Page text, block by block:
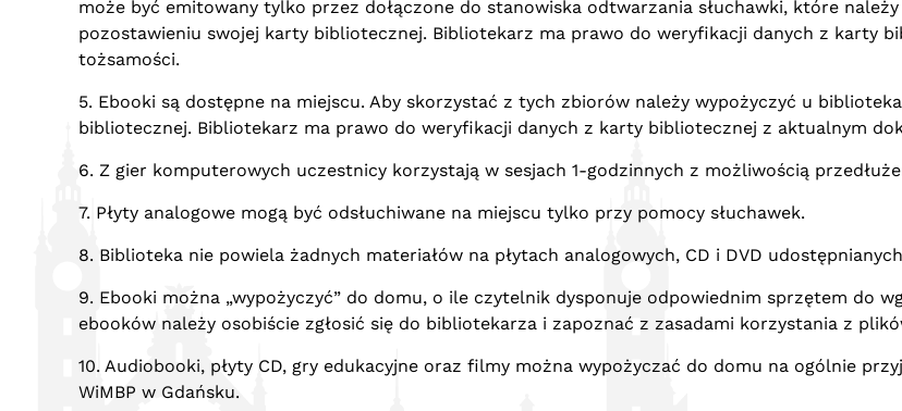
może być emitowany tylko przez dołączone do stanowiska odtwarzania słuchawki, które
pozostawieniu swojej karty bibliotecznej. Bibliotekarz ma prawo do weryfikacji danych z karty
tożsamości.
5. Ebooki są dostępne na miejscu. Aby skorzystać z tych zbiorów należy wypożyczyć u
bibliotecznej. Bibliotekarz ma prawo do weryfikacji danych z karty bibliotecznej z aktualnym
6. Z gier komputerowych uczestnicy korzystają w sesjach 1-godzinnych z możliwością
7. Płyty analogowe mogą być odsłuchiwane na miejscu tylko przy pomocy słuchawek.
8. Biblioteka nie powiela żadnych materiałów na płytach analogowych, CD i DVD
9. Ebooki można „wypożyczyć” do domu, o ile czytelnik dysponuje odpowiednim sprzętem do
ebooków należy osobiście zgłosić się do bibliotekarza i zapoznać z zasadami korzystania z
10. Audiobooki, płyty CD, gry edukacyjne oraz filmy można wypożyczać do domu na ogólnie
WiMBP w Gdańsku.